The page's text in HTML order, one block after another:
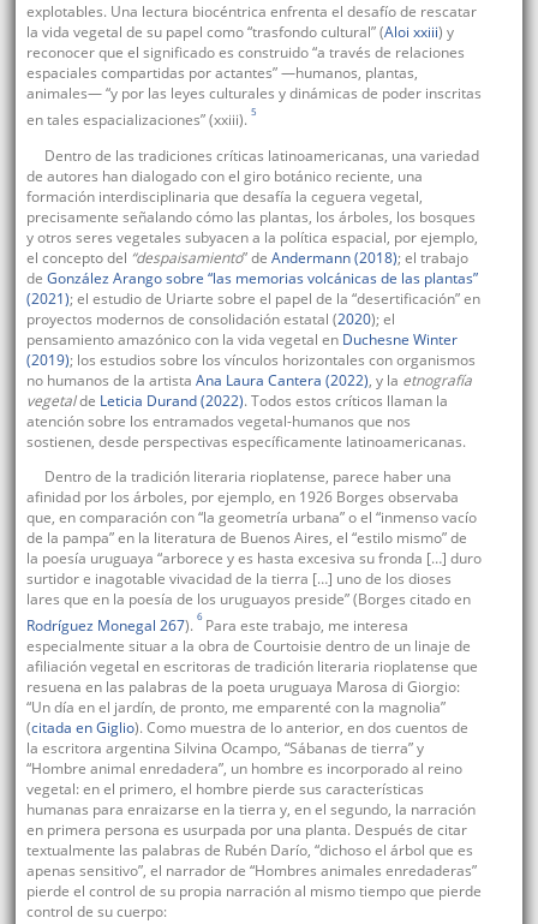
explotables. Una lectura biocéntrica enfrenta el desafío de rescatar
la vida vegetal de su papel como “trasfondo cultural” (Aloi xxiii) y
reconocer que el significado es construido “a través de relaciones
espaciales compartidas por actantes” —humanos, plantas,
animales— “y por las leyes culturales y dinámicas de poder inscritas
en tales espacializaciones” (xxiii). 5
Dentro de las tradiciones críticas latinoamericanas, una variedad
de autores han dialogado con el giro botánico reciente, una
formación interdisciplinaria que desafía la ceguera vegetal,
precisamente señalando cómo las plantas, los árboles, los bosques
y otros seres vegetales subyacen a la política espacial, por ejemplo,
el concepto del “despaisamiento” de Andermann (2018); el trabajo
de González Arango sobre “las memorias volcánicas de las plantas”
(2021); el estudio de Uriarte sobre el papel de la “desertificación” en
proyectos modernos de consolidación estatal (2020); el
pensamiento amazónico con la vida vegetal en Duchesne Winter
(2019); los estudios sobre los vínculos horizontales con organismos
no humanos de la artista Ana Laura Cantera (2022), y la etnografía
vegetalde Leticia Durand (2022). Todos estos críticos llaman la
atención sobre los entramados vegetal-humanos que nos
sostienen, desde perspectivas específicamente latinoamericanas.
Dentro de la tradición literaria rioplatense, parece haber una
afinidad por los árboles, por ejemplo, en 1926 Borges observaba
que, en comparación con “la geometría urbana” o el “inmenso vacío
de la pampa” en la literatura de Buenos Aires, el “estilo mismo” de
la poesía uruguaya “arborece y es hasta excesiva su fronda […] duro
surtidor e inagotable vivacidad de la tierra […] uno de los dioses
lares que en la poesía de los uruguayos preside” (Borges citado en
Rodríguez Monegal 267). 6 Para este trabajo, me interesa
especialmente situar a la obra de Courtoisie dentro de un linaje de
afiliación vegetal en escritoras de tradición literaria rioplatense que
resuena en las palabras de la poeta uruguaya Marosa di Giorgio:
“Un día en el jardín, de pronto, me emparenté con la magnolia”
(citada en Giglio). Como muestra de lo anterior, en dos cuentos de
la escritora argentina Silvina Ocampo, “Sábanas de tierra” y
“Hombre animal enredadera”, un hombre es incorporado al reino
vegetal: en el primero, el hombre pierde sus características
humanas para enraizarse en la tierra y, en el segundo, la narración
en primera persona es usurpada por una planta. Después de citar
textualmente las palabras de Rubén Darío, “dichoso el árbol que es
apenas sensitivo”, el narrador de “Hombres animales enredaderas”
pierde el control de su propia narración al mismo tiempo que pierde
control de su cuerpo: